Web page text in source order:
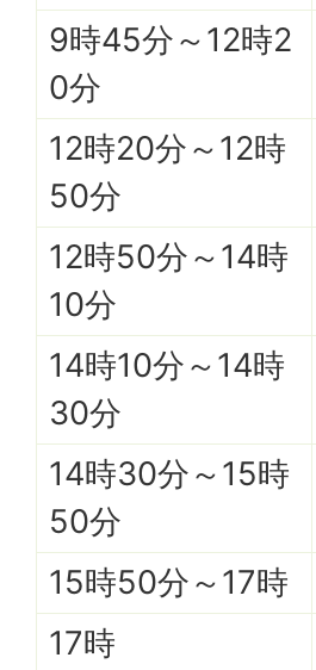
9時45分～12時2
0分
12時20分～12時
50分
12時50分～14時
10分
14時10分～14時
30分
14時30分～15時
50分
15時50分～17時
17時